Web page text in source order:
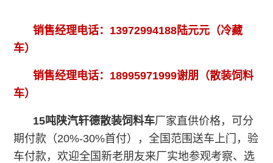
销售经理电话：13972994188陆元元（冷藏
车）
销售经理电话：18995971999谢朋（散装饲料
车）
15吨陕汽轩德散装饲料车厂家直供价格，可分
期付款（20%-30%首付），全国范围送车上门，验
车付款，欢迎全国新老朋友来厂实地参观考察、选